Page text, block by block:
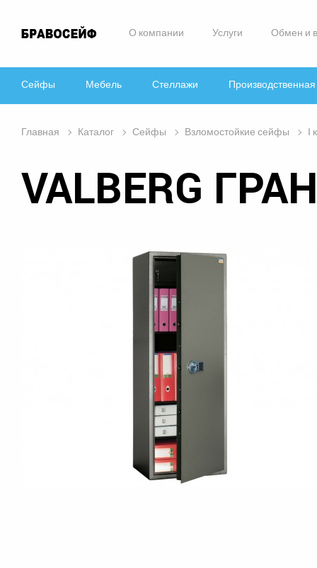
О компании Услуги Обмен и
Сейфы Мебель Стеллажи
Главная Каталог Сейфы Взломостойкие сейфы I
VALBERG